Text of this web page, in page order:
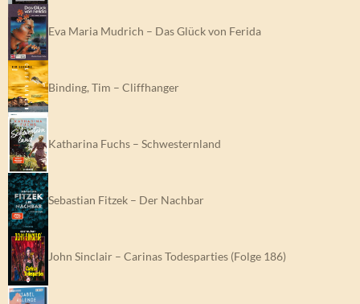
Eva Maria Mudrich – Das Glück von Ferida
Binding, Tim – Cliffhanger
Katharina Fuchs – Schwesternland
Sebastian Fitzek – Der Nachbar
John Sinclair – Carinas Todesparties (Folge 186)